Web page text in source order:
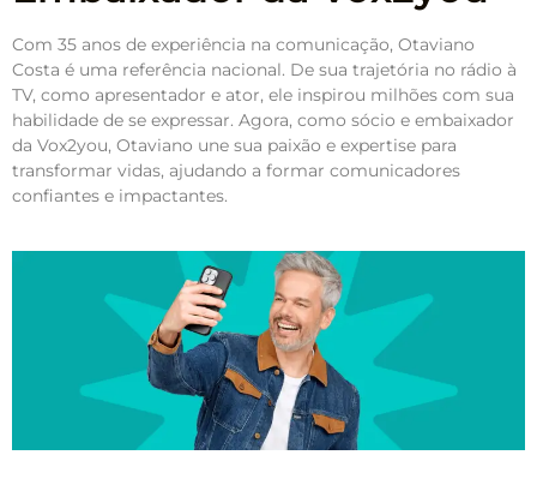
Com 35 anos de experiência na comunicação, Otaviano
Costa é uma referência nacional. De sua trajetória no rádio à
TV, como apresentador e ator, ele inspirou milhões com sua
habilidade de se expressar. Agora, como sócio e embaixador
da Vox2you, Otaviano une sua paixão e expertise para
transformar vidas, ajudando a formar comunicadores
confiantes e impactantes.